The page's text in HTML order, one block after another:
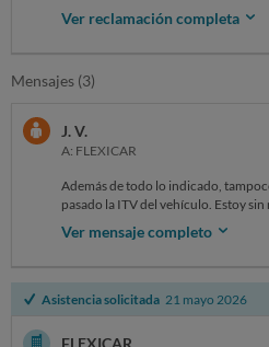
Tengo WhatsApp reclamando desde
comentaron que la gestión se
Puedo adjuntar audios y
Ver reclamación completa
Mensajes (3)
J. V.
A: FLEXICAR
Además de todo lo indicado,
pasado la ITV del vehículo. Estoy
respecto al coche, solo un
compra-venta.
Ver mensaje completo
Asistencia solicitada 21 mayo 2026
FLEXICAR